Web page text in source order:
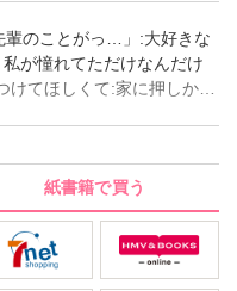
輩のことがっ…」:大好きな
が憧れてただけなんだけ
てほしくて:家に押しかけ
して薬屋さんで買った疲
る精力剤ってやつで:元気に
を:すみずみまで可愛がっ
してた私は:先輩がなんで
…
紙書籍で買う